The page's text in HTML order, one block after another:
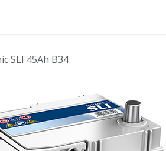
SLI 45Ah B34